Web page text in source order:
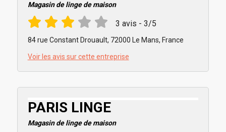
Magasin de linge de maison
3 avis - 3/5
84 rue Constant Drouault, 72000 Le Mans, France
Voir les avis sur cette entreprise
PARIS LINGE
Magasin de linge de maison